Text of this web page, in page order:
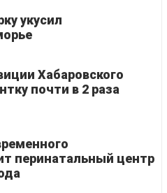
укусил
Хабаровского
почти в 2 раза
перинатальный центр